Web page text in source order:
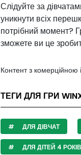
Слідуйте за
уникнути всіх
потрібний момент?
зможете ви це
Контент з
ТЕГИ ДЛЯ ГРИ WINX
ДЛЯ ДІВЧАТ
ДЛЯ ДІТЕЙ 4 РОКІВ